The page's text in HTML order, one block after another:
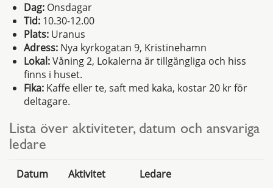
Dag: Onsdagar
Tid: 10.30-12.00
Plats: Uranus
Adress: Nya kyrkogatan 9, Kristinehamn
Lokal:Våning 2, Lokalerna är tillgängliga och hiss
finns i huset.
Fika: Kaffe eller te, saft med kaka, kostar 20 kr för
deltagare.
Lista över aktiviteter, datum och ansvariga
ledare
Datum Aktivitet Ledare